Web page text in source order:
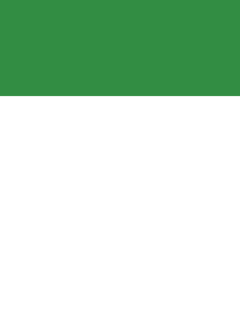
ürünlerimizi